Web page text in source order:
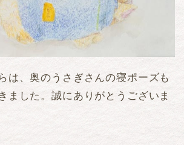
は、奥のうさぎさんの寝ポーズも
ました。誠にありがとうございま